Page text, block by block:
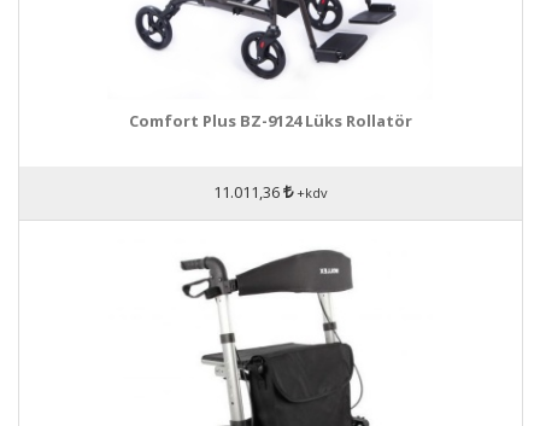
Comfort Plus BZ-9124 Lüks Rollatör
11.011,36 +kdv